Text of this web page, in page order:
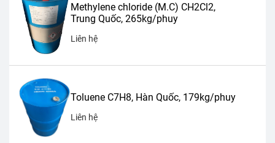
Methylene chloride (M.C) CH2Cl2,
Trung Quốc, 265kg/phuy
Liên hệ
Toluene C7H8, Hàn Quốc, 179kg/phuy
Liên hệ